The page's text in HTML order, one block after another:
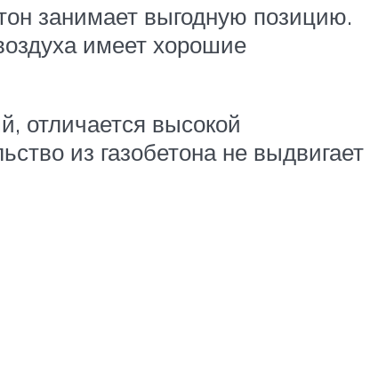
занимает выгодную позицию.
имеет хорошие
отличается высокой
из газобетона не выдвигает